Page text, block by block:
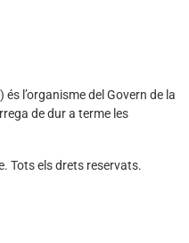
és l’organisme del Govern de la
de dur a terme les
Tots els drets reservats.